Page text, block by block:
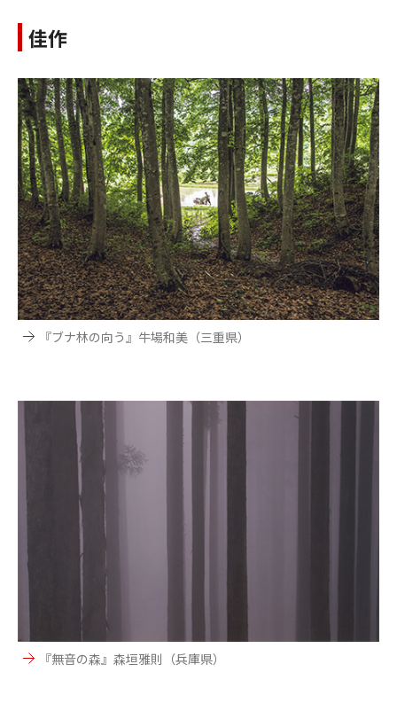
佳作
『ブナ林の向う』牛場和美（三重県）
『無音の森』森垣雅則（兵庫県）